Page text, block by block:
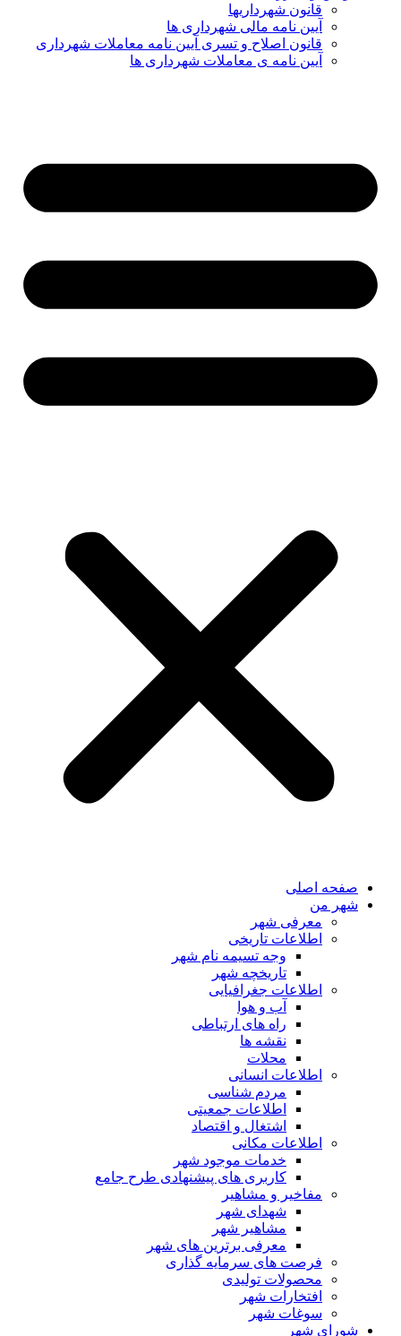
قانون شهرداریها
آیین نامه مالی شهرداری ها
قانون اصلاح و تسری آیین نامه معاملات شهرداری
آیین نامه ی معاملات شهرداری ها
صفحه اصلی
شهر من
معرفی شهر
اطلاعات تاریخی
وجه تسیمه نام شهر
تاریخچه شهر
اطلاعات جغرافیایی
آب و هوا
راه های ارتباطی
نقشه ها
محلات
اطلاعات انسانی
مردم شناسی
اطلاعات جمعیتی
اشتغال و اقتصاد
اطلاعات مکانی
خدمات موجود شهر
کاربری های پیشنهادی طرح جامع
مفاخیر و مشاهیر
شهدای شهر
مشاهیر شهر
معرفی برترین های شهر
فرصت های سرمایه گذاری
محصولات تولیدی
افتخارات شهر
سوغات شهر
شورای شهر